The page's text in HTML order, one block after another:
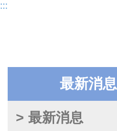
:::
最新消息
> 最新消息